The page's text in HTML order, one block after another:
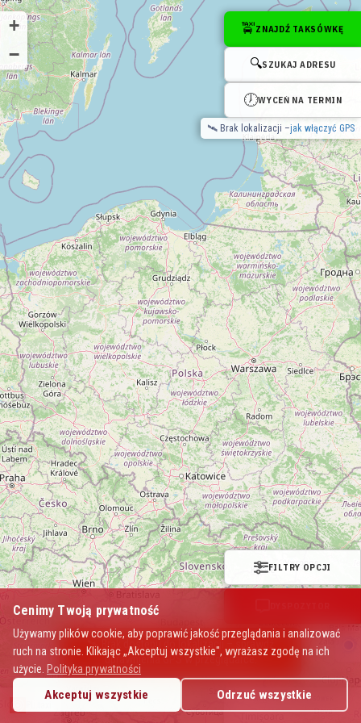
🚖ZNAJDŹ TAKSÓWKĘ
🔍SZUKAJ ADRESU
🕖WYCEŃ NA TERMIN
🛰 Brak lokalizacji –jak włączyć GPS
+
−
Mapa Polskich Taksówek
Cenimy Twoją prywatność
Używamy plików cookie, aby poprawić jakość przeglądania i analizować
ruch na stronie. Klikając „Akceptuj wszystkie", wyrażasz zgodę na ich
użycie. Polityka prywatności
Akceptuj wszystkie Odrzuć wszystkie
Sprawdź dostępne taksówki w okolicy (na żywo):
Taxi Warszawa
Taxi Kraków Taxi Wrocław Taxi Łódź
Taxi Szczecin
Dostępne taksówki w Twojej okolicy →
🛰 Brak dostępu do lokalizacji – sprawdź
uprawnienia GPS w przeglądarce.
FILTRY OPCJI